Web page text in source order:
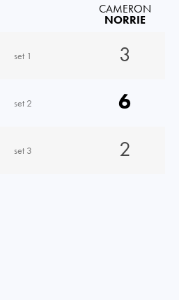
CAMERON
NORRIE
set 1
3
set 2
6
set 3 2